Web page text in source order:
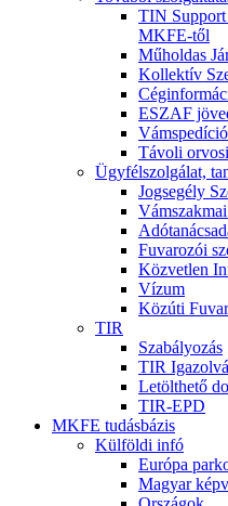
TIN
MKFE-től
Műholdas
Kollektív
ESZAF
Távoli
Ügyfélszolgálat,
Jogsegély
Fuvarozói
Közvetlen
Vízum
Közúti
TIR
Szabályozás
TIR
Letölthető
TIR-EPD
MKFE tudásbázis
Külföldi infó
Európa
Magyar